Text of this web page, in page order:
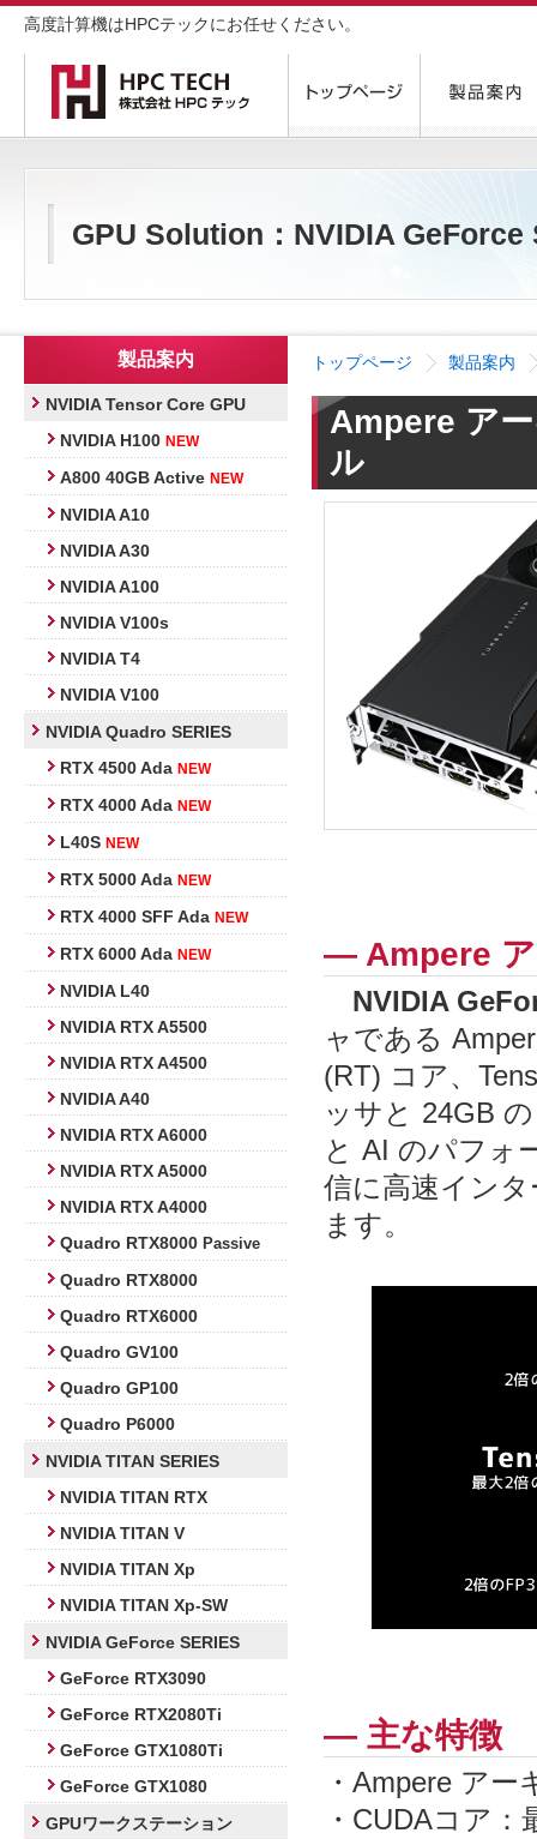
高度計算機はHPCテックにお任せください。
GPU Solution：NVIDIA GeForce
トップページ 製品案内
Ampere ア
ル
― Ampere ア
NVIDIA
ャである
(RT) コア、
ッサと 24GB
と AI のパフォ
信に高速イン
ます。
― 主な特徴
・Ampere ア
・CUDAコア
製品案内
NVIDIA Tensor Core GPU
NVIDIA H100 NEW
A800 40GB Active NEW
NVIDIA A10
NVIDIA A30
NVIDIA A100
NVIDIA V100s
NVIDIA T4
NVIDIA V100
NVIDIA Quadro SERIES
RTX 4500 Ada NEW
RTX 4000 Ada NEW
L40S NEW
RTX 5000 Ada NEW
RTX 4000 SFF Ada NEW
RTX 6000 Ada NEW
NVIDIA L40
NVIDIA RTX A5500
NVIDIA RTX A4500
NVIDIA A40
NVIDIA RTX A6000
NVIDIA RTX A5000
NVIDIA RTX A4000
Quadro RTX8000 Passive
Quadro RTX8000
Quadro RTX6000
Quadro GV100
Quadro GP100
Quadro P6000
NVIDIA TITAN SERIES
NVIDIA TITAN RTX
NVIDIA TITAN V
NVIDIA TITAN Xp
NVIDIA TITAN Xp-SW
NVIDIA GeForce SERIES
GeForce RTX3090
GeForce RTX2080Ti
GeForce GTX1080Ti
GeForce GTX1080
GPUワークステーション